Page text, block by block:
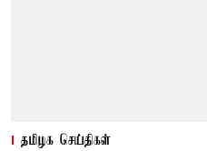
தமிழக செய்திகள்